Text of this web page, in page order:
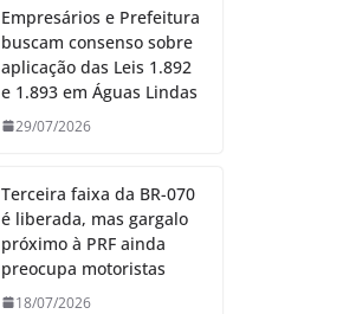
Empresários e Prefeitura
buscam consenso sobre
aplicação das Leis 1.892
e 1.893 em Águas Lindas
29/07/2026
Terceira faixa da BR-070
é liberada, mas gargalo
próximo à PRF ainda
preocupa motoristas
18/07/2026